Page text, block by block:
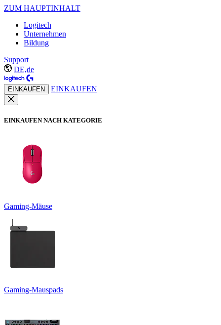
ZUM HAUPTINHALT
Logitech
Unternehmen
Bildung
Support
DE,de
EINKAUFEN EINKAUFEN
EINKAUFEN NACH KATEGORIE
Gaming-Mäuse
Gaming-Mauspads